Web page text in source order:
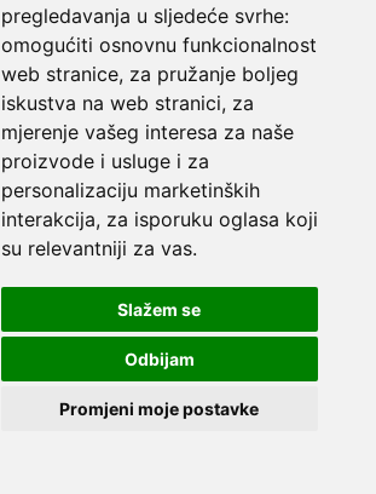
pregledavanja u sljedeće svrhe:
omogućiti osnovnu funkcionalnost
web stranice, za pružanje boljeg
iskustva na web stranici, za
mjerenje vašeg interesa za naše
proizvode i usluge i za
personalizaciju marketinških
interakcija, za isporuku oglasa koji
su relevantniji za vas.
Slažem se
Odbijam
Promjeni moje postavke